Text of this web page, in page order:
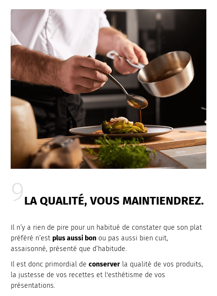
LA QUALITÉ, VOUS MAINTIENDREZ.
Il n’y a rien de pire pour un habitué de constater que son plat
préféré n’estplus aussi bon ou pas aussi bien cuit,
assaisonné, présenté que d’habitude.
Il est donc primordial deconserver la qualité de vos produits,
la justesse de vos recettes et l'esthétisme de vos
présentations.